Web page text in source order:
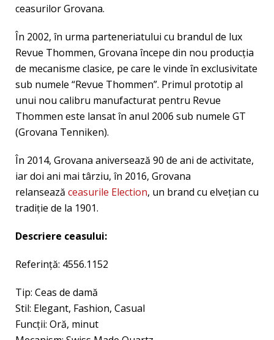
ceasurilor Grovana.
În 2002, în urma parteneriatului cu brandul de lux
Revue Thommen, Grovana începe din nou producţia
de mecanisme clasice, pe care le vinde în exclusivitate
sub numele “Revue Thommen”. Primul prototip al
unui nou calibru manufacturat pentru Revue
Thommen este lansat în anul 2006 sub numele GT
(Grovana Tenniken).
În 2014, Grovana aniversează 90 de ani de activitate,
iar doi ani mai târziu, în 2016, Grovana
relansează ceasurile Election, un brand cu elveţian cu
tradiţie de la 1901.
Descriere ceasului:
Referință: 4556.1152
Tip: Ceas de damă
Stil: Elegant, Fashion, Casual
Funcţii: Oră, minut